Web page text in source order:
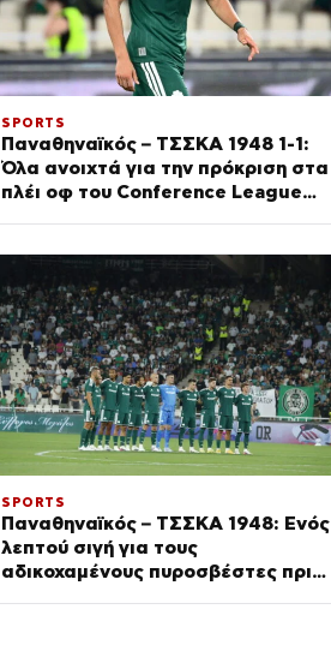
SPORTS
Παναθηναϊκός – ΤΣΣΚΑ 1948 1-1:
Όλα ανοιχτά για την πρόκριση στα
πλέι οφ του Conference League
SPORTS
Παναθηναϊκός – ΤΣΣΚΑ 1948: Ενός
λεπτού σιγή για τους
αδικοχαμένους πυροσβέστες πριν